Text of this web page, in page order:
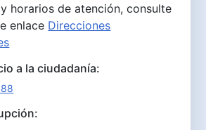
horarios de atención, consulte
enlace Direcciones
a la ciudadanía: